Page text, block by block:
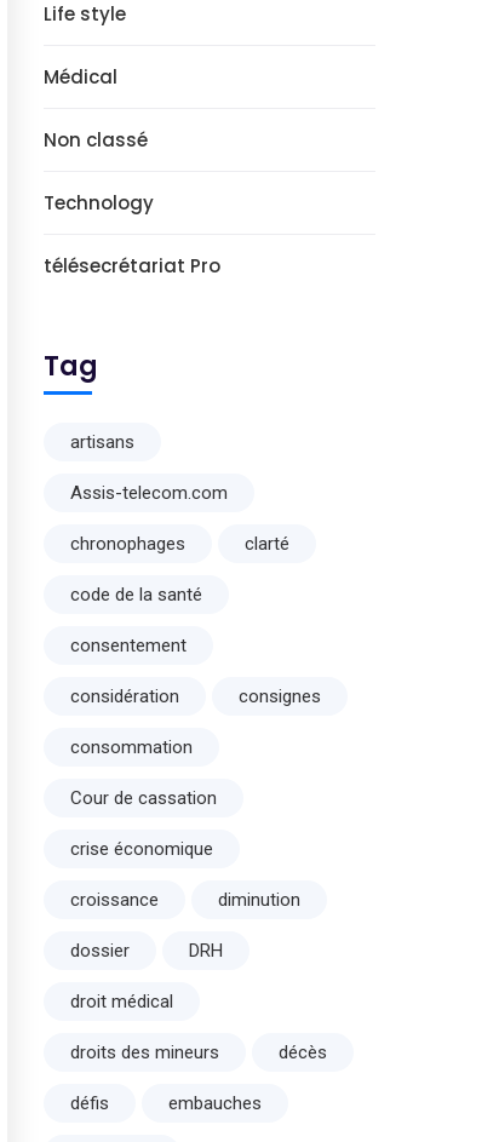
Life style
Médical
Non classé
Technology
télésecrétariat Pro
Tag
artisans
Assis-telecom.com
chronophages clarté
code de la santé
consentement
considération consignes
consommation
Cour de cassation
crise économique
croissance diminution
dossier DRH
droit médical
droits des mineurs décès
défis embauches